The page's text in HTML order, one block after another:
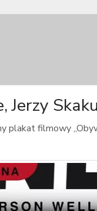
Jerzy
plakat filmowy